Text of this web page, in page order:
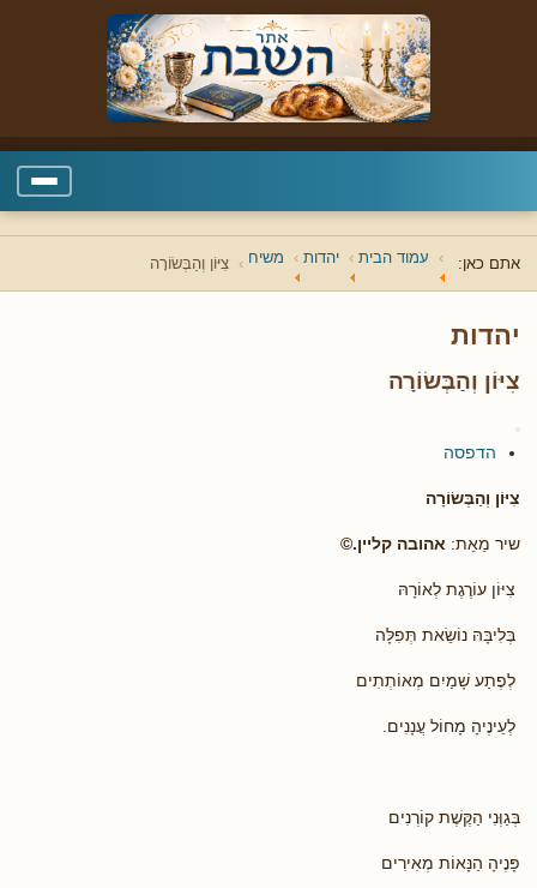
אתם כאן: עמוד הבית יהדות משיח צִיּוֹן וְהַבְּשׂוֹרָה
יהדות
צִיּוֹן וְהַבְּשׂוֹרָה
הדפסה
צִיּוֹן וְהַבְּשׂוֹרָה
שיר מֵאֵת: אהובה קליין.©
צִיּוֹן עוֹרֶגֶת לְאוֹרָהּ
בְּלִיבָּהּ נוֹשֵׂאת תְּפִלָּה
לְפֶתַע שָׁמַיִם מְאוֹתְתִים
לְעֵינֶיהָ מָחוֹל עֲנָנִים.
בְּגַוְּנִי הַקֶּשֶׁת קוֹרְנִים
פָּנֶיהָ הַנָּאוֹת מְאִירִים